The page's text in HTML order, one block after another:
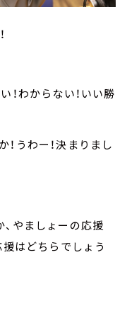
！わからない！いい勝
うわー！決まりまし
、やましょーの応援
援はどちらでしょう